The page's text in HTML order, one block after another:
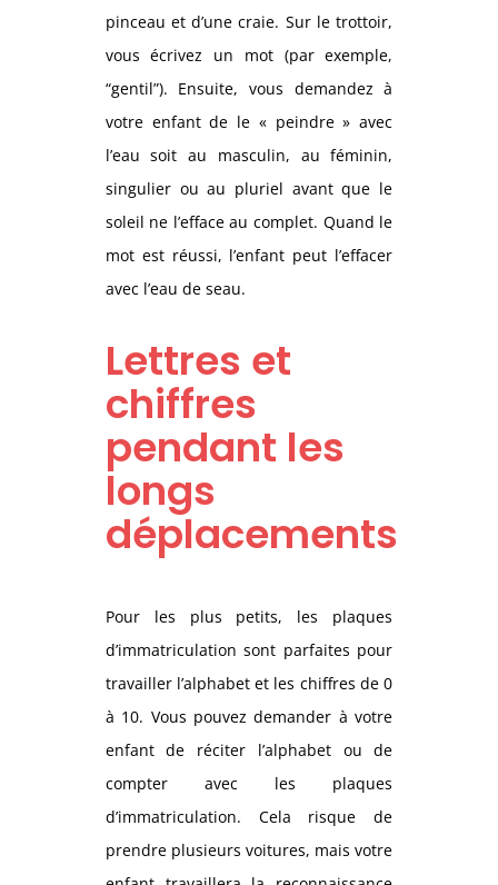
pinceau et d’une craie. Sur le trottoir,
vous écrivez un mot (par exemple,
“gentil”). Ensuite, vous demandez à
votre enfant de le « peindre » avec
l’eau soit au masculin, au féminin,
singulier ou au pluriel avant que le
soleil ne l’efface au complet. Quand le
mot est réussi, l’enfant peut l’effacer
avec l’eau de seau.
Lettres et
chiffres
pendant les
longs
déplacements
Pour les plus petits, les plaques
d’immatriculation sont parfaites pour
travailler l’alphabet et les chiffres de 0
à 10. Vous pouvez demander à votre
enfant de réciter l’alphabet ou de
compter avec les plaques
d’immatriculation. Cela risque de
prendre plusieurs voitures, mais votre